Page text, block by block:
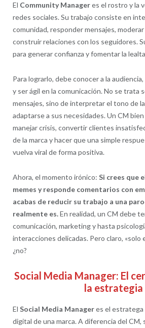
El Community Manageres el rostro y la
redes sociales. Su trabajo consiste en
comunidad, responder mensajes,
construir relaciones con los seguidores.
para generar confianza y fomentar la
Para lograrlo, debe conocer a la
y ser ágil en la comunicación. No se trata
mensajes, sino de interpretar el tono de
adaptarse a sus necesidades. Un CM
manejar crisis, convertir clientes
de la marca y hacer que una simple
vuelva viral de forma positiva.
Ahora, el momento irónico: Si crees que
memes y responde comentarios con
acabas de reducir su trabajo a una
realmente es.En realidad, un CM debe
comunicación, marketing y hasta
interacciones delicadas. Pero claro, «solo
¿no?
Social Media Manager: El
la estrategia
El Social Media Manageres el estratega
digital de una marca. A diferencia del CM,